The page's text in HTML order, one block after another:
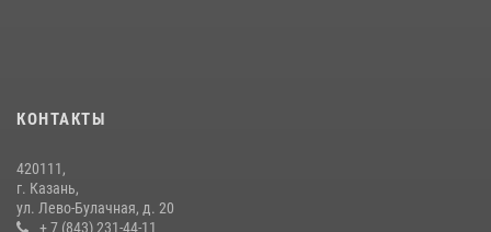
В Нижнекамске сотрудники Росгвардии задержали подозреваемого
в краже из магазина
КОНТАКТЫ
420111,
г. Казань,
ул. Лево-Булачная, д. 20
+ 7 (843) 231-44-11